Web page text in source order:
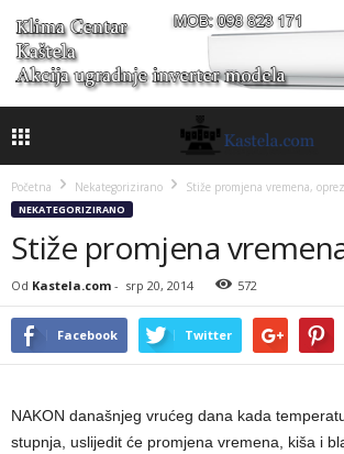
Početna Nekategorizirano Stiže promjena vremena, oprez
NEKATEGORIZIRANO
Stiže promjena
Od Kastela.com - srp 20, 2014 572
Facebook Twitter
NAKON današnjeg vrućeg dana kada
stupnja, uslijedit će promjena vremena, kiša i